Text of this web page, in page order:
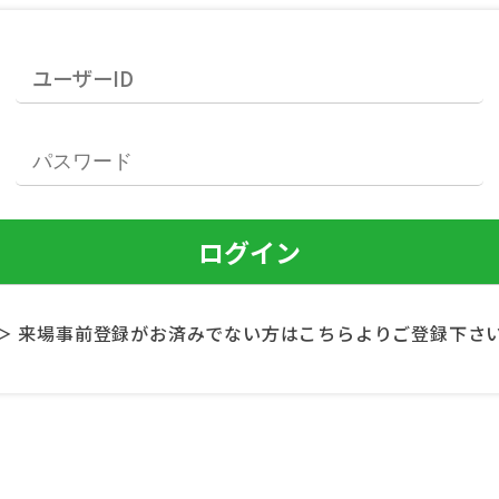
来場事前登録がお済みでない方はこちらよりご登録下さ